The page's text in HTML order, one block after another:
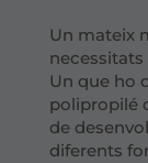
Un mateix
necessitats
Un que ho
polipropilé
de
diferents